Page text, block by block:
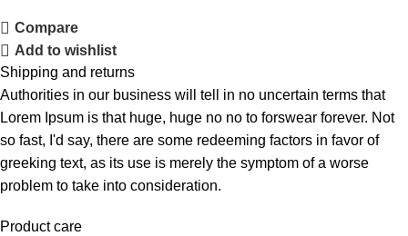
Compare
Add to wishlist
Shipping and returns
Authorities in our business will tell in no uncertain terms that
Lorem Ipsum is that huge, huge no no to forswear forever. Not
so fast, I'd say, there are some redeeming factors in favor of
greeking text, as its use is merely the symptom of a worse
problem to take into consideration.
Product care